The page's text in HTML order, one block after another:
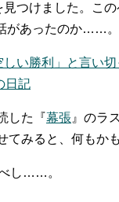
つけました。こ
があったのか……。
しい勝利」と言い
日記
した『幕張 』のラ
みると、何もか
し……。